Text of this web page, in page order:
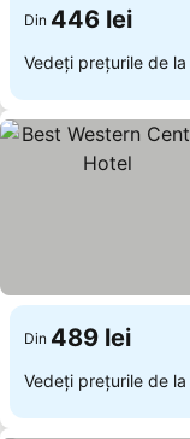
Din 446 lei
Vedeți prețurile de la
Din 489 lei
Vedeți prețurile de la